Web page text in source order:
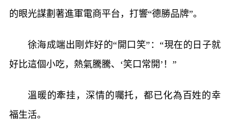
的眼光謀劃著進軍電商平台，打響“德勝品牌”。
徐海成端出剛炸好的“開口笑”：“現在的日子就
好比這個小吃，熱氣騰騰、‘笑口常開’！”
溫暖的牽挂，深情的囑托，都已化為百姓的幸
福生活。